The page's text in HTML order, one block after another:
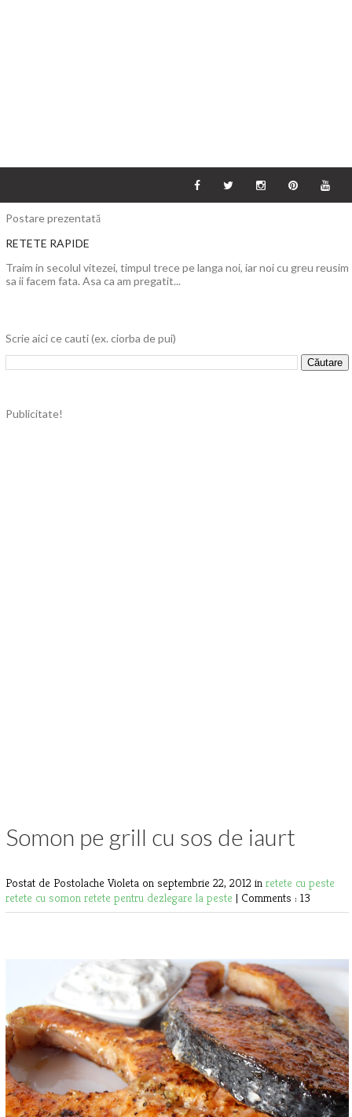
Postare prezentată
RETETE RAPIDE
Traim in secolul vitezei, timpul trece pe langa noi, iar noi cu greu reusim
sa ii facem fata. Asa ca am pregatit...
Scrie aici ce cauti (ex. ciorba de pui)
Publicitate!
Somon pe grill cu sos de iaurt
Postat de Postolache Violeta on septembrie 22, 2012 in retete cu peste
retete cu somon retete pentru dezlegare la peste | Comments : 13